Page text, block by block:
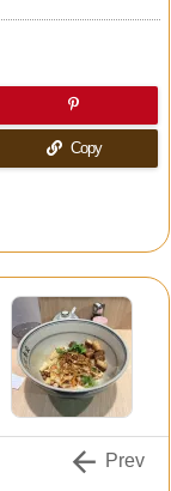
Copy
 Prev